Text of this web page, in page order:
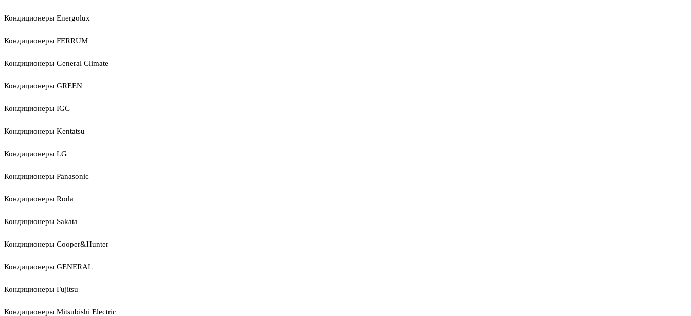
Кондиционеры Energolux
Кондиционеры FERRUM
Кондиционеры General Climate
Кондиционеры GREEN
Кондиционеры IGC
Кондиционеры Kentatsu
Кондиционеры LG
Кондиционеры Panasonic
Кондиционеры Roda
Кондиционеры Sakata
Кондиционеры Cooper&Hunter
Кондиционеры GENERAL
Кондиционеры Fujitsu
Кондиционеры Mitsubishi Electric